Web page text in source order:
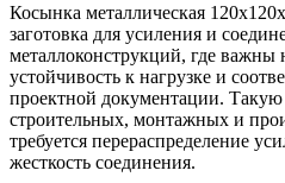
Косынка металлическая
заготовка для усиления и
металлоконструкций, где важны
устойчивость к нагрузке и
проектной документации.
строительных, монтажных и
требуется перераспределение
жесткость соединения.